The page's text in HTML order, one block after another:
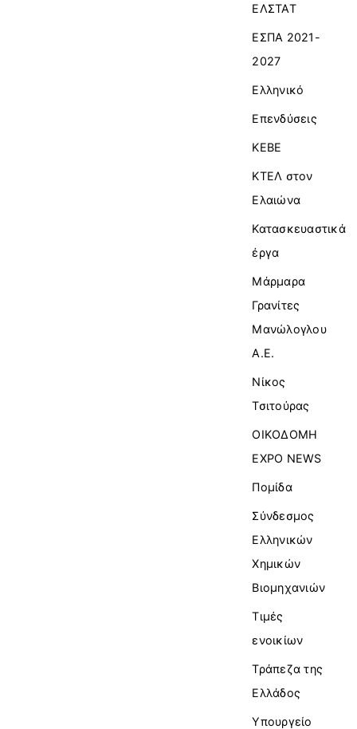
ΕΛΣΤΑΤ
ΕΣΠΑ 2021-
2027
Ελληνικό
Επενδύσεις
ΚΕΒΕ
ΚΤΕΛ στον
Ελαιώνα
Κατασκευαστικά
έργα
Μάρμαρα
Γρανίτες
Μανώλογλου
Α.Ε.
Νίκος
Τσιτούρας
ΟΙΚΟΔΟΜΗ
EXPO NEWS
Πομίδα
Σύνδεσμος
Ελληνικών
Χημικών
Βιομηχανιών
Τιμές
ενοικίων
Τράπεζα της
Ελλάδος
Υπουργείο